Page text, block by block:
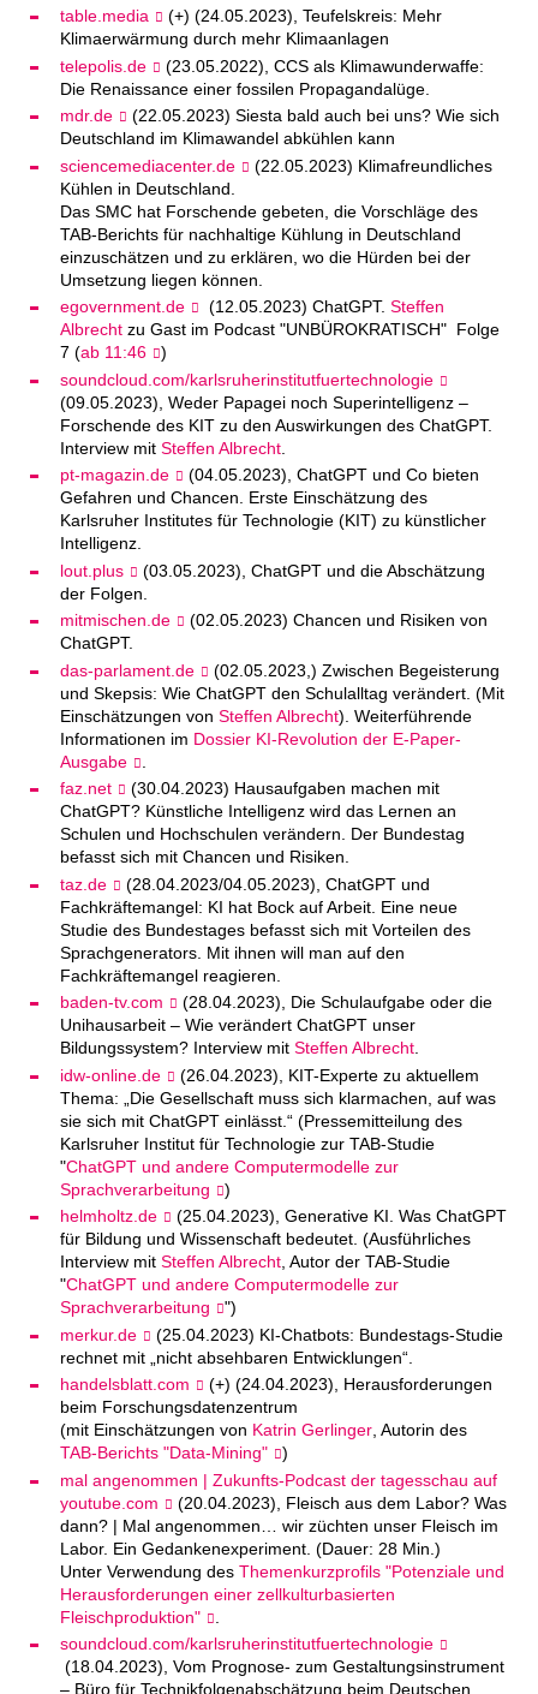
table.media
(+) (24.05.2023), Teufelskreis: Mehr
Klimaerwärmung durch mehr Klimaanlagen
telepolis.de
(23.05.2022), CCS als Klimawunderwaffe:
Die Renaissance einer fossilen Propagandalüge.
mdr.de
(22.05.2023) Siesta bald auch bei uns? Wie sich
Deutschland im Klimawandel abkühlen kann
sciencemediacenter.de
(22.05.2023) Klimafreundliches
Kühlen in Deutschland.
Das SMC hat Forschende gebeten, die Vorschläge des
TAB-Berichts für nachhaltige Kühlung in Deutschland
einzuschätzen und zu erklären, wo die Hürden bei der
Umsetzung liegen können.
egovernment.de
(12.05.2023) ChatGPT. Steffen
Albrechtzu Gast im Podcast "UNBÜROKRATISCH" Folge
7 (ab 11:46
)
soundcloud.com/karlsruherinstitutfuertechnologie
(09.05.2023), Weder Papagei noch Superintelligenz –
Forschende des KIT zu den Auswirkungen des ChatGPT.
Interview mit Steffen Albrecht.
pt-magazin.de
(04.05.2023), ChatGPT und Co bieten
Gefahren und Chancen. Erste Einschätzung des
Karlsruher Institutes für Technologie (KIT) zu künstlicher
Intelligenz.
lout.plus
(03.05.2023), ChatGPT und die Abschätzung
der Folgen.
mitmischen.de
(02.05.2023) Chancen und Risiken von
ChatGPT.
das-parlament.de
(02.05.2023,) Zwischen Begeisterung
und Skepsis: Wie ChatGPT den Schulalltag verändert. (Mit
Einschätzungen von Steffen Albrecht). Weiterführende
Informationen im Dossier KI-Revolution der E-Paper-
Ausgabe
faz.net
(30.04.2023) Hausaufgaben machen mit
ChatGPT? Künstliche Intelligenz wird das Lernen an
Schulen und Hochschulen verändern. Der Bundestag
befasst sich mit Chancen und Risiken.
taz.de
(28.04.2023/04.05.2023), ChatGPT und
Fachkräftemangel: KI hat Bock auf Arbeit. Eine neue
Studie des Bundestages befasst sich mit Vorteilen des
Sprachgenerators. Mit ihnen will man auf den
Fachkräftemangel reagieren.
baden-tv.com
(28.04.2023), Die Schulaufgabe oder die
Unihausarbeit – Wie verändert ChatGPT unser
Bildungssystem? Interview mit Steffen Albrecht.
idw-online.de
(26.04.2023), KIT-Experte zu aktuellem
Thema: „Die Gesellschaft muss sich klarmachen, auf was
sie sich mit ChatGPT einlässt.“ (Pressemitteilung des
Karlsruher Institut für Technologie zur TAB-Studie
"ChatGPT und andere Computermodelle zur
Sprachverarbeitung
)
helmholtz.de
(25.04.2023), Generative KI. Was ChatGPT
für Bildung und Wissenschaft bedeutet. (Ausführliches
Interview mit Steffen Albrecht, Autor der TAB-Studie
"ChatGPT und andere Computermodelle zur
Sprachverarbeitung
")
merkur.de
(25.04.2023) KI-Chatbots: Bundestags-Studie
rechnet mit „nicht absehbaren Entwicklungen“.
handelsblatt.com
(+) (24.04.2023), Herausforderungen
beim Forschungsdatenzentrum
(mit Einschätzungen von Katrin Gerlinger, Autorin des
TAB-Berichts "Data-Mining"
)
mal angenommen | Zukunfts-Podcast der tagesschau auf
youtube.com
(20.04.2023), Fleisch aus dem Labor? Was
dann? | Mal angenommen… wir züchten unser Fleisch im
Labor. Ein Gedankenexperiment. (Dauer: 28 Min.)
Unter Verwendung des Themenkurzprofils "Potenziale und
Herausforderungen einer zellkulturbasierten
Fleischproduktion"
soundcloud.com/karlsruherinstitutfuertechnologie
(18.04.2023), Vom Prognose- zum Gestaltungsinstrument
– Büro für Technikfolgenabschätzung beim Deutschen